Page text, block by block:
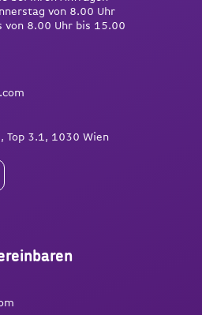
von 8.00 Uhr
von 8.00 Uhr bis 15.00
Top 3.1, 1030 Wien